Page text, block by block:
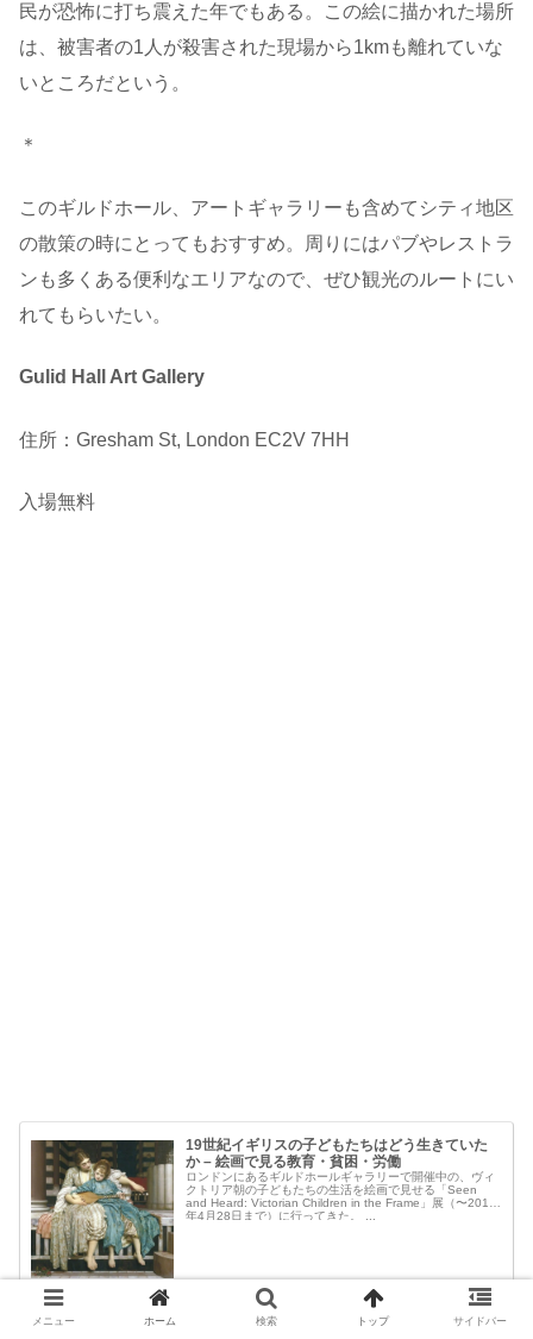
民が恐怖に打ち震えた年でもある。この絵に描かれた場所
は、被害者の1人が殺害された現場から1kmも離れていな
いところだという。
＊
このギルドホール、アートギャラリーも含めてシティ地区
の散策の時にとってもおすすめ。周りにはパブやレストラ
ンも多くある便利なエリアなので、ぜひ観光のルートにい
れてもらいたい。
Gulid Hall Art Gallery
住所：Gresham St, London EC2V 7HH
入場無料
19世紀イギリスの子どもたちはどう生きていた
か – 絵画で見る教育・貧困・労働
ロンドンにあるギルドホールギャラリーで開催中の、ヴィ
クトリア朝の子どもたちの生活を絵画で見せる「Seen
and Heard: Victorian Children in the Frame」展（〜2019
年4月28日まで）に行ってきた。 ...
art.japanesewriterinuk.com 2019.03.31
メニュー ホーム 検索 トップ サイドバー